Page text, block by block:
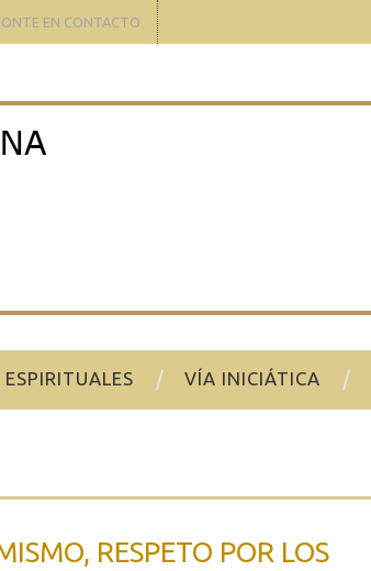
EN CONTACTO
ESPIRITUALES VÍA INICIÁTICA
RESPETO POR LOS